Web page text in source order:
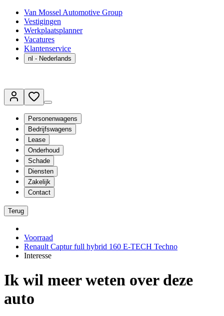
Van Mossel Automotive Group
Vestigingen
Werkplaatsplanner
Vacatures
Klantenservice
nl - Nederlands
Personenwagens
Bedrijfswagens
Lease
Onderhoud
Schade
Diensten
Zakelijk
Contact
Terug
Voorraad
Renault Captur full hybrid 160 E-TECH Techno
Interesse
Ik wil meer weten over deze
auto